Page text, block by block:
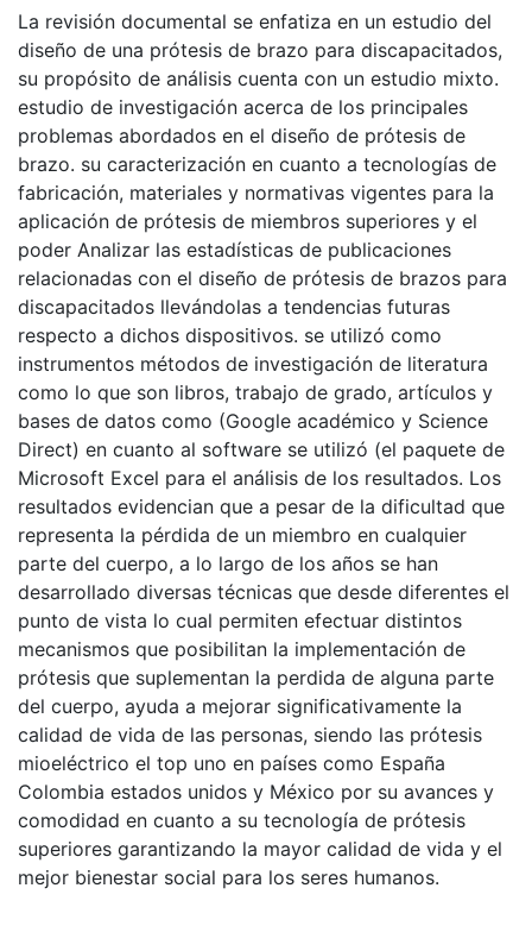
La revisión documental se enfatiza en un estudio del
diseño de una prótesis de brazo para discapacitados,
su propósito de análisis cuenta con un estudio mixto.
estudio de investigación acerca de los principales
problemas abordados en el diseño de prótesis de
brazo. su caracterización en cuanto a tecnologías de
fabricación, materiales y normativas vigentes para la
aplicación de prótesis de miembros superiores y el
poder Analizar las estadísticas de publicaciones
relacionadas con el diseño de prótesis de brazos para
discapacitados llevándolas a tendencias futuras
respecto a dichos dispositivos. se utilizó como
instrumentos métodos de investigación de literatura
como lo que son libros, trabajo de grado, artículos y
bases de datos como (Google académico y Science
Direct) en cuanto al software se utilizó (el paquete de
Microsoft Excel para el análisis de los resultados. Los
resultados evidencian que a pesar de la dificultad que
representa la pérdida de un miembro en cualquier
parte del cuerpo, a lo largo de los años se han
desarrollado diversas técnicas que desde diferentes el
punto de vista lo cual permiten efectuar distintos
mecanismos que posibilitan la implementación de
prótesis que suplementan la perdida de alguna parte
del cuerpo, ayuda a mejorar significativamente la
calidad de vida de las personas, siendo las prótesis
mioeléctrico el top uno en países como España
Colombia estados unidos y México por su avances y
comodidad en cuanto a su tecnología de prótesis
superiores garantizando la mayor calidad de vida y el
mejor bienestar social para los seres humanos.